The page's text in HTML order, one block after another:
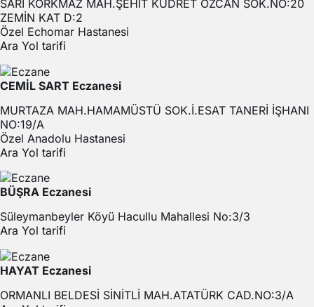
SARI KORKMAZ MAH.ŞEHİT KUDRET ÖZCAN SOK.NO:20
ZEMİN KAT D:2
Özel Echomar Hastanesi
Ara Yol tarifi
CEMİL SART Eczanesi
MURTAZA MAH.HAMAMÜSTÜ SOK.İ.ESAT TANERİ İŞHANI
NO:19/A
Özel Anadolu Hastanesi
Ara Yol tarifi
BÜŞRA Eczanesi
Süleymanbeyler Köyü Hacullu Mahallesi No:3/3
Ara Yol tarifi
HAYAT Eczanesi
ORMANLI BELDESİ SİNİTLİ MAH.ATATÜRK CAD.NO:3/A